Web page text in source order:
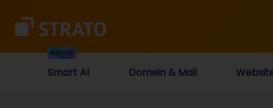
Smart AI Domein & Mail